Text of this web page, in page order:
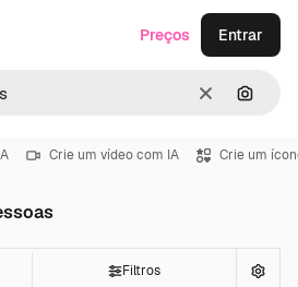
Limpar
Preços Entrar
Crie um vídeo com IA Crie um
Filtros